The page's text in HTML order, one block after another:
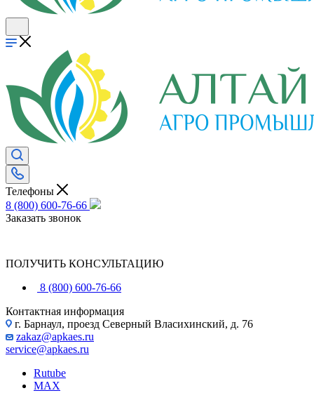
Телефоны
8 (800) 600-76-66
Заказать звонок
ПОЛУЧИТЬ КОНСУЛЬТАЦИЮ
8 (800) 600-76-66
Контактная информация
г. Барнаул, проезд Северный Власихинский, д. 76
zakaz@apkaes.ru
service@apkaes.ru
Rutube
MAX